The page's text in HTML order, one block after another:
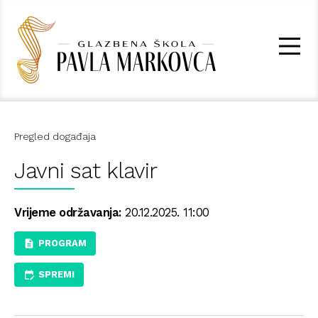
Pregled događaja
Javni sat klavir
Vrijeme održavanja:20.12.2025. 11:00
PROGRAM
SPREMI